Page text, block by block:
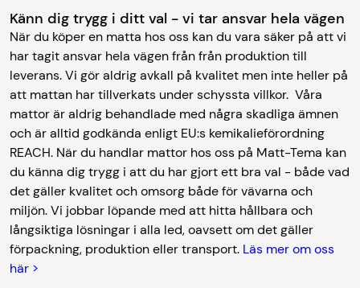
Känn dig trygg i ditt val - vi tar ansvar hela vägen
När du köper en matta hos oss kan du vara säker på att vi
har tagit ansvar hela vägen från från produktion till
leverans. Vi gör aldrig avkall på kvalitet men inte heller på
att mattan har tillverkats under schyssta villkor. Våra
mattor är aldrig behandlade med några skadliga ämnen
och är alltid godkända enligt EU:s kemikalieförordning
REACH. När du handlar mattor hos oss på Matt-Tema kan
du känna dig trygg i att du har gjort ett bra val - både vad
det gäller kvalitet och omsorg både för vävarna och
miljön. Vi jobbar löpande med att hitta hållbara och
långsiktiga lösningar i alla led, oavsett om det gäller
förpackning, produktion eller transport. Läs mer om oss
här >